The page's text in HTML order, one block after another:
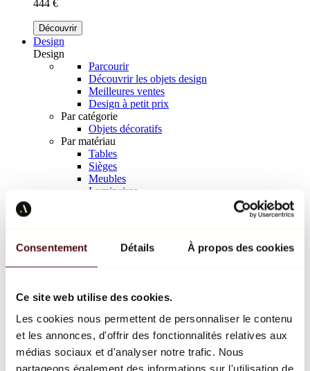
Consentement Détails À propos des cookies
Ce site web utilise des cookies.
Les cookies nous permettent de personnaliser le contenu
et les annonces, d'offrir des fonctionnalités relatives aux
médias sociaux et d'analyser notre trafic. Nous
partageons également des informations sur l'utilisation de
444 €
Découvrir
Design
Design
Parcourir
Découvrir les objets design
Meilleures ventes
Design à petit prix
Par catégorie
Objets décoratifs
Par matériau
Tables
Sièges
Meubles
Luminaires
Richard Orlinski
Keith Haring
Jeff Koons
Jean-Michel Basquiat
Tous les designers
Œuvre de la semaine